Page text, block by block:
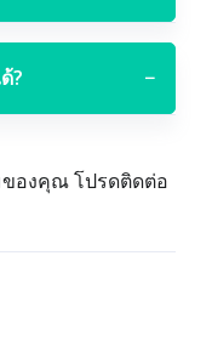
? −
องคุณ โปรดติดต่อ